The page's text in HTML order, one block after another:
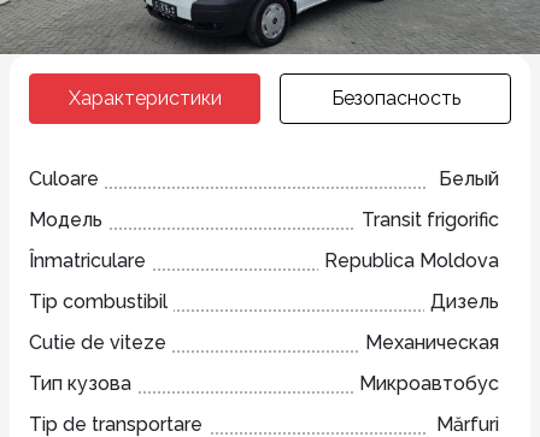
Характеристики Безопасность
Culoare
Белый
Модель
Transit frigorific
Înmatriculare
Republica Moldova
Tip combustibil
Дизель
Cutie de viteze
Механическая
Тип кузова
Микроавтобус
Tip de transportare
Mărfuri